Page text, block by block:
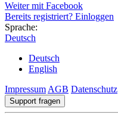
Weiter mit Facebook
Bereits registriert? Einloggen
Sprache:
Deutsch
Deutsch
English
Impressum AGB Datenschutz
Support fragen